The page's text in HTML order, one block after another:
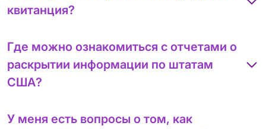
квитанция?
Где можно ознакомиться с отчетами о
раскрытии информации по штатам
США?
У меня есть вопросы о том, как